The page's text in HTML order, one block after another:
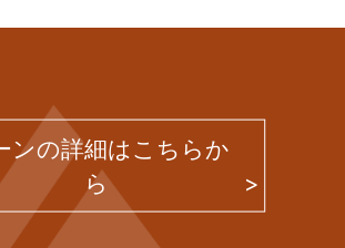
ンの詳細はこちらか
ら